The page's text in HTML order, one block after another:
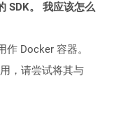
SDK。 我应该怎么
Docker 容器。
，请尝试将其与